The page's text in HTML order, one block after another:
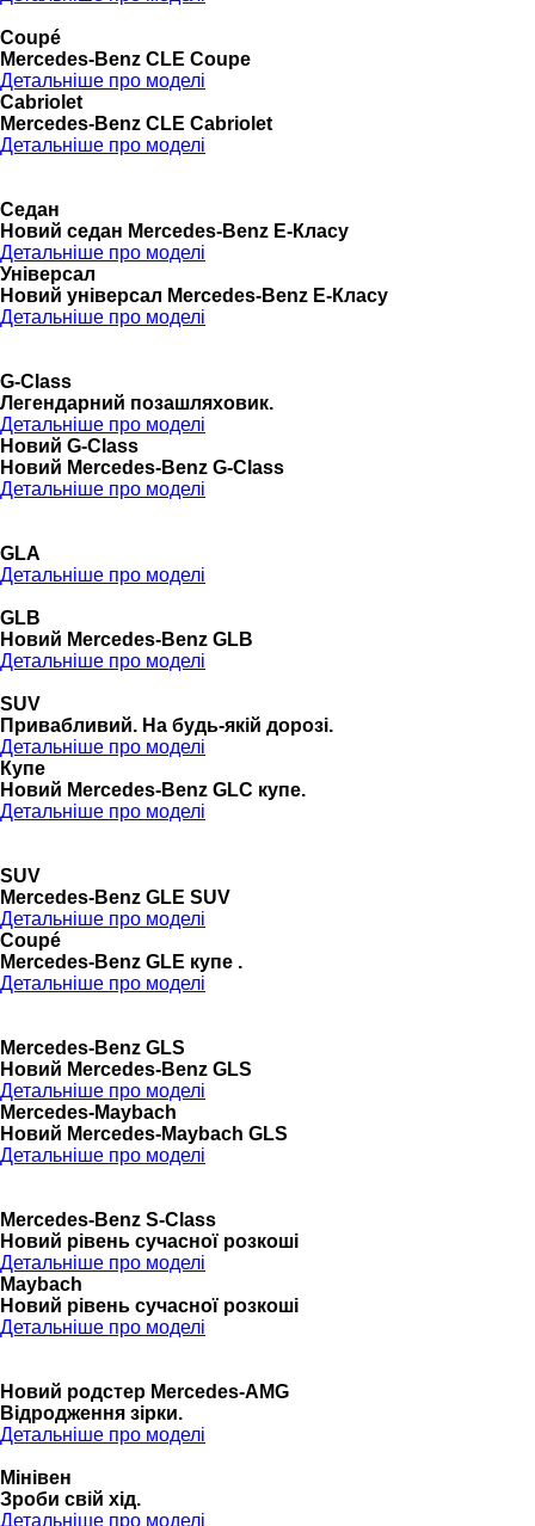
Coupé
Mercedes-Benz CLE Coupe
Детальніше про моделі
Cabriolet
Mercedes-Benz CLE Cabriolet
Детальніше про моделі
Седан
Новий седан Mercedes-Benz Е-Класу
Детальніше про моделі
Універсал
Новий універсал Mercedes-Benz E-Класу
Детальніше про моделі
G-Class
Легендарний позашляховик.
Детальніше про моделі
Новий G-Class
Новий Mercedes-Benz G-Class
Детальніше про моделі
GLA
Детальніше про моделі
GLB
Новий Mercedes-Benz GLB
Детальніше про моделі
SUV
Привабливий. На будь-якій дорозі.
Детальніше про моделі
Купе
Новий Mercedes-Benz GLС купе.
Детальніше про моделі
SUV
Mercedes-Benz GLE SUV
Детальніше про моделі
Coupé
Mercedes-Benz GLE купе .
Детальніше про моделі
Mercedes-Benz GLS
Новий Mercedes-Benz GLS
Детальніше про моделі
Mercedes-Maybach
Новий Mercedes-Maybach GLS
Детальніше про моделі
Mercedes-Benz S-Class
Новий рівень сучасної розкоші
Детальніше про моделі
Maybach
Новий рівень сучасної розкоші
Детальніше про моделі
Новий родстер Mercedes-AMG
Відродження зірки.
Детальніше про моделі
Мінівен
Зроби свій хід.
Детальніше про моделі